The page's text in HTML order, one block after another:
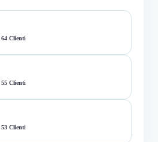
64 Clienti
55 Clienti
53 Clienti